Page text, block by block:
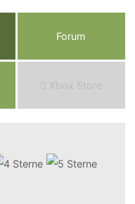
Forum
Xbox Store